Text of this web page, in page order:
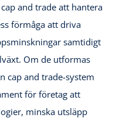
and trade att hantera
förmåga att driva
samtidigt
Om de utformas
cap and trade-system
för företag att
minska utsläpp